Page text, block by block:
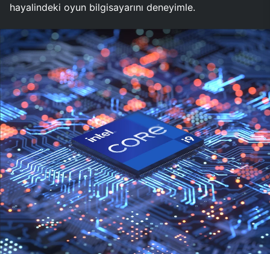
hayalindeki oyun bilgisayarını deneyimle.